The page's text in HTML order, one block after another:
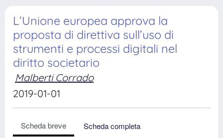
L’Unione europea approva la
proposta di direttiva sull’uso di
strumenti e processi digitali nel
diritto societario
Malberti Corrado
2019-01-01
Scheda breve
Scheda completa